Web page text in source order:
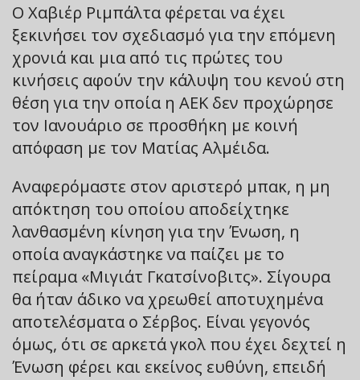
Ο Χαβιέρ Ριμπάλτα φέρεται να έχει
ξεκινήσει τον σχεδιασμό για την επόμενη
χρονιά και μια από τις πρώτες του
κινήσεις αφούν την κάλυψη του κενού στη
θέση για την οποία η ΑΕΚ δεν προχώρησε
τον Ιανουάριο σε προσθήκη με κοινή
απόφαση με τον Ματίας Αλμέιδα.
Αναφερόμαστε στον αριστερό μπακ, η μη
απόκτηση του οποίου αποδείχτηκε
λανθασμένη κίνηση για την Ένωση, η
οποία αναγκάστηκε να παίζει με το
πείραμα «Μιγιάτ Γκατσίνοβιτς». Σίγουρα
θα ήταν άδικο να χρεωθεί αποτυχημένα
αποτελέσματα ο Σέρβος. Είναι γεγονός
όμως, ότι σε αρκετά γκολ που έχει δεχτεί η
Ένωση φέρει και εκείνος ευθύνη, επειδή